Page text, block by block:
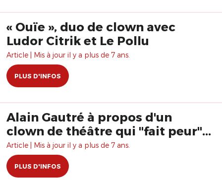
« Ouïe », duo de clown avec
Ludor Citrik et Le Pollu
Article | Mis à jour il y a plus de 7 ans.
PLUS D'INFOS
Alain Gautré à propos d'un
clown de théâtre qui "fait peur"...
Article | Mis à jour il y a plus de 7 ans.
PLUS D'INFOS